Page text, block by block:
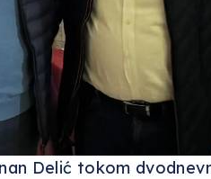
Delić tokom